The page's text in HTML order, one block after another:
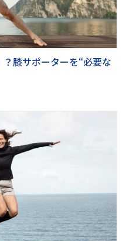
膝サポーターを“必要な